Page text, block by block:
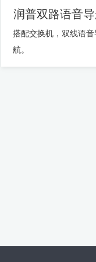
润普双路语音
搭配交换机，双线语
航。